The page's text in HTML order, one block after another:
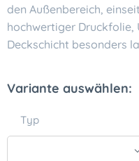
den Außenbereich,
hochwertiger
Deckschicht besonders
Variante auswählen:
Typ